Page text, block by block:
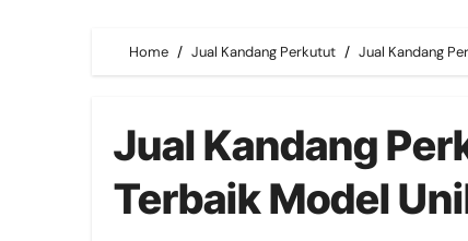
Home Jual Kandang Perkutut Jual Kandang
Jual Kandang
Terbaik Model